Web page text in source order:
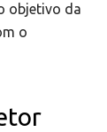
objetivo da
o